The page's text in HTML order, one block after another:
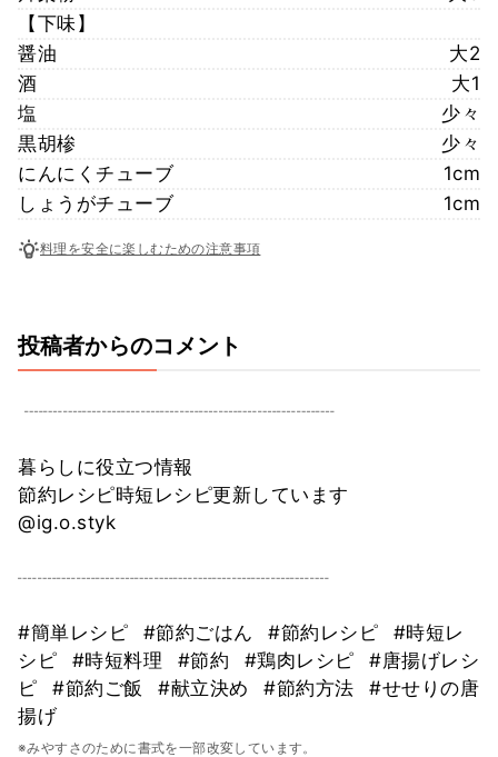
【下味】
醤油
大2
酒
大1
塩
少々
黒胡椮
少々
にんにくチューブ
1cm
しょうがチューブ
1cm
料理を安全に楽しむための注意事項
投稿者からのコメント
‬ ┈┈┈┈┈┈┈┈┈┈┈┈┈┈┈┈
暮らしに役立つ情報
節約レシピ時短レシピ更新しています
@ig.o.styk
┈┈┈┈┈┈┈┈┈┈┈┈┈┈┈┈
#簡単レシピ #節約ごはん #節約レシピ
#時短レ
シピ
#時短料理 #節約 #鶏肉レシピ
#唐揚げレシ
ピ
#節約ご飯 #献立決め #節約方法
#せせりの唐
揚げ
※みやすさのために書式を一部改変しています。